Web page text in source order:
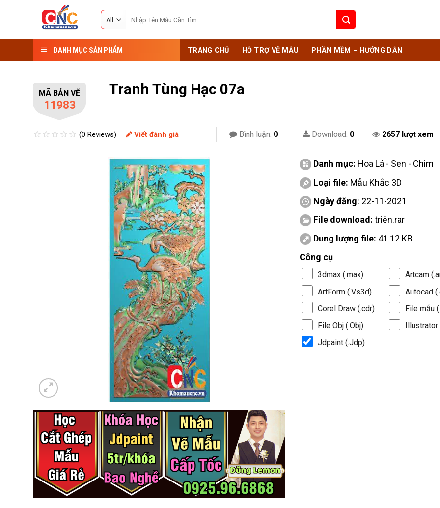
for:
DANH MỤC SẢN PHẨM TRANG CHỦ HỖ TRỢ VẼ MẪU PHẦN MỀM – HƯỚNG DẪN
MÃ BẢN VẼ
11983
Tranh Tùng Hạc 07a
(0 Reviews) Viết đánh giá Bình luận: 0 Download: 0 2657 lượt xem
Danh mục: Hoa Lá - Sen - Chim
Loại file: Mẫu Khắc 3D
Ngày đăng: 22-11-2021
File download: triện.rar
Dung lượng file: 41.12 KB
Công cụ
3dmax (.max)
Artcam
ArtForm (.Vs3d)
Autocad
Corel Draw (.cdr)
File mẫu
File Obj (.Obj)
Illustrator
Jdpaint (.Jdp)